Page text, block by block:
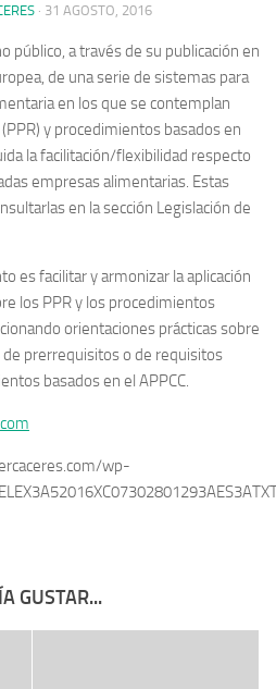
· 31 AGOSTO, 2016
público, a través de su publicación en
de una serie de sistemas para
en los que se contemplan
y procedimientos basados en
la facilitación/flexibilidad respecto
empresas alimentarias. Estas
en la sección Legislación de
es facilitar y armonizar la aplicación
los PPR y los procedimientos
orientaciones prácticas sobre
prerrequisitos o de requisitos
basados en el APPCC.
wp-
GUSTAR...